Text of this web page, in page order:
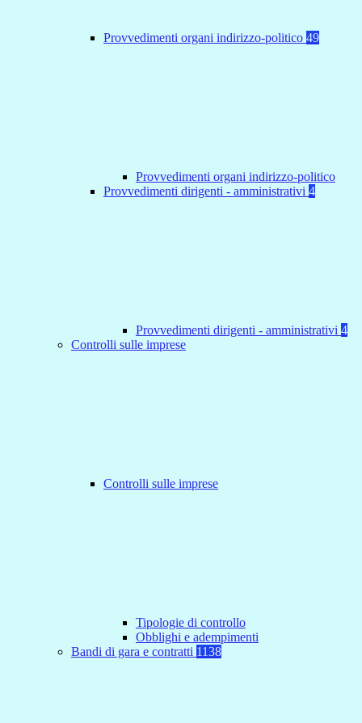
Provvedimenti organi indirizzo-politico 49
Provvedimenti organi indirizzo-politico
Provvedimenti dirigenti - amministrativi 4
Provvedimenti dirigenti - amministrativi 4
Controlli sulle imprese
Controlli sulle imprese
Tipologie di controllo
Obblighi e adempimenti
Bandi di gara e contratti 1138